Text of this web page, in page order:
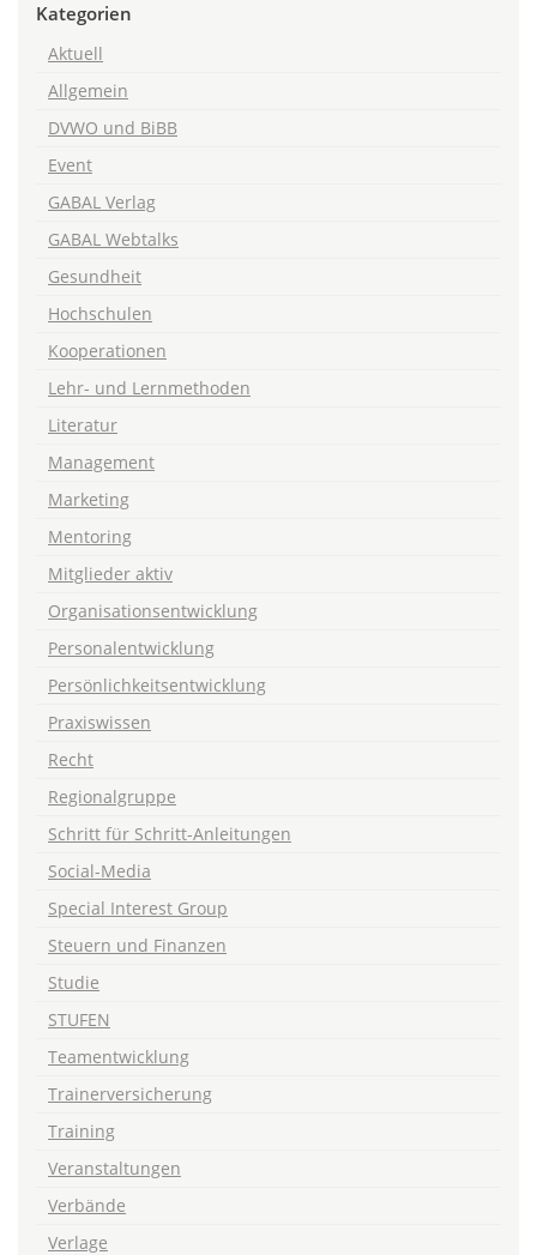
Kategorien
Aktuell
Allgemein
DVWO und BiBB
Event
GABAL Verlag
GABAL Webtalks
Gesundheit
Hochschulen
Kooperationen
Lehr- und Lernmethoden
Literatur
Management
Marketing
Mentoring
Mitglieder aktiv
Organisationsentwicklung
Personalentwicklung
Persönlichkeitsentwicklung
Praxiswissen
Recht
Regionalgruppe
Schritt für Schritt-Anleitungen
Social-Media
Special Interest Group
Steuern und Finanzen
Studie
STUFEN
Teamentwicklung
Trainerversicherung
Training
Veranstaltungen
Verbände
Verlage